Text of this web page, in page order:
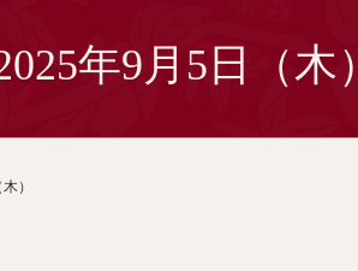
年9月5日（木）
）